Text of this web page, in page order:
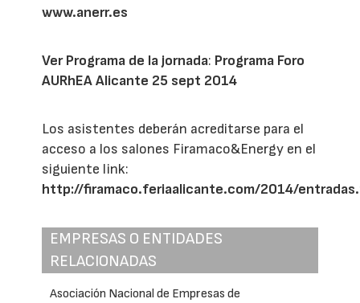
www.anerr.es
Ver Programa de la jornada: Programa Foro
AURhEA Alicante 25 sept 2014
Los asistentes deberán acreditarse para el
acceso a los salones Firamaco&Energy en el
siguiente link:
http://firamaco.feriaalicante.com/2014/
EMPRESAS O ENTIDADES
RELACIONADAS
Asociación Nacional de Empresas de